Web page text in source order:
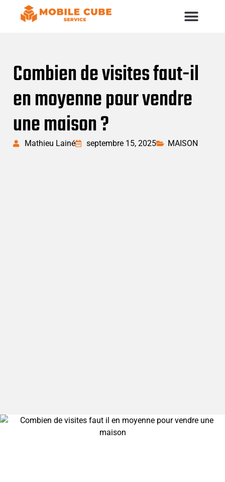
Combien de visites faut-il
en moyenne pour vendre
une maison ?
Mathieu Lainé septembre 15, 2025 MAISON